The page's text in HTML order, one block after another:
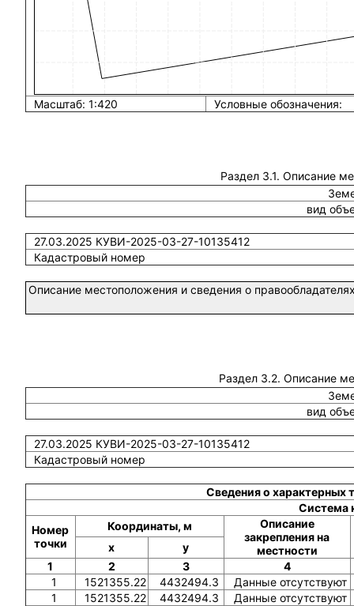
Масштаб: 1:420 Условные обозначения:
Раздел 3.1. Описание
вид
27.03.2025 КУВИ-2025-03-27-10135412
Кадастровый номер
Описание местоположения и сведения о
Раздел 3.2. Описание
вид
27.03.2025 КУВИ-2025-03-27-10135412
Кадастровый номер
Сведения о характерных
Система
Номер
точки
Координаты, м
Описание
закрепления на
местности
x
y
1
2 3
4
1
1521355.22 4432494.3
Данные отсутствуют
1
1521355.22 4432494.3
Данные отсутствуют